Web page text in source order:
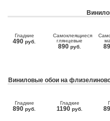
Гладкие
490 руб.
Самоклеящиеся
глянцевые
890 руб.
Виниловые обои на
Гладкие
890 руб.
Гладкие
1190 руб.